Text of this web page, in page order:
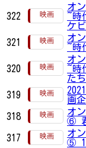
322
オ
~時
ケ
321
オ
~時
320
オ
~時
たち
319
画
318
オ
⑥
317
オ
⑤